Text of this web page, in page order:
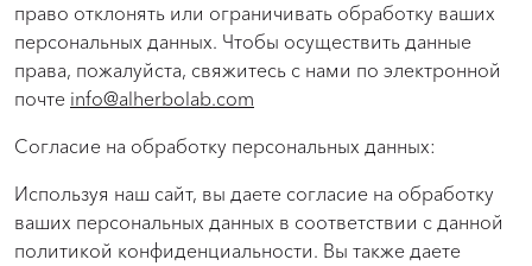
право отклонять или ограничивать обработку ваших
персональных данных. Чтобы осуществить данные
права, пожалуйста, свяжитесь с нами по электронной
почте info@alherbolab.com
Согласие на обработку персональных данных:
Используя наш сайт, вы даете согласие на обработку
ваших персональных данных в соответствии с данной
политикой конфиденциальности. Вы также даете